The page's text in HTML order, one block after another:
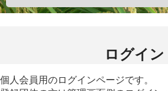
ログイン
個人会員用のログインページです。